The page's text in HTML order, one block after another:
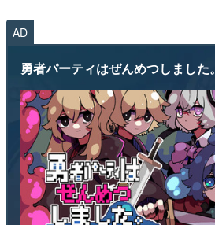
AD
勇者パーティはぜんめつしました。